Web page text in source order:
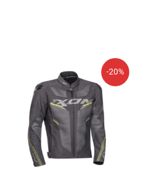
-20%
precio
original
era:
179,99€.
precio
actual
es:
143,99€.